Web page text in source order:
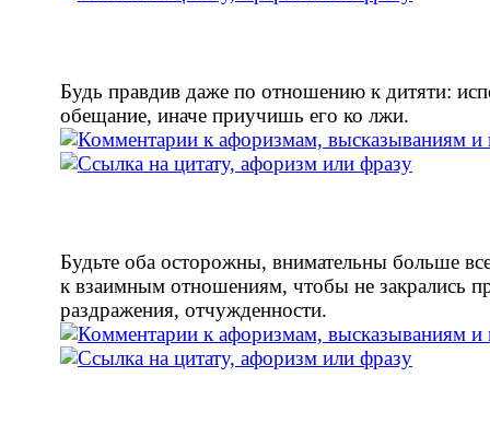
Будь правдив даже по отношению к дитяти:
обещание, иначе приучишь его ко лжи.
Будьте оба осторожны, внимательны больше
к взаимным отношениям, чтобы не закрались
раздражения, отчужденности.